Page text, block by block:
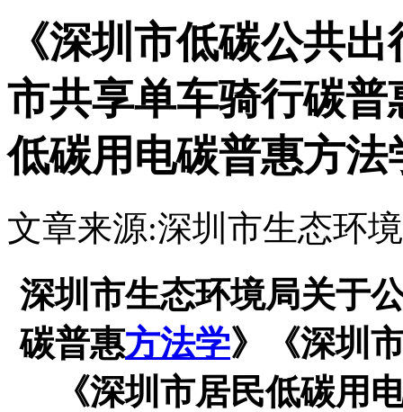
《深圳市低碳公共
市共享单车骑行碳
低碳用电碳普惠方法
文章来源:深圳市生态环
深圳市生态环境局关于
碳普惠方法学》《深圳
《深圳市居民低碳用